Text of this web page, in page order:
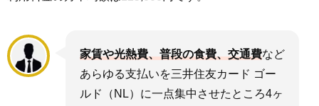
家賃や光熱費、普段の食費、交通費など
あらゆる支払いを三井住友カード ゴー
ルド（NL）に一点集中させたところ4ヶ